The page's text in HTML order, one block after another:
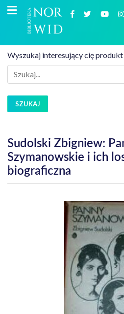
Wyszukaj interesujący cię produkt
SZUKAJ
Sudolski Zbigniew:
Szymanowskie i ich
biograficzna